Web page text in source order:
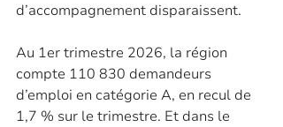
d’accompagnement disparaissent.
Au 1er trimestre 2026, la région
compte 110 830 demandeurs
d’emploi en catégorie A, en recul de
1,7 % sur le trimestre. Et dans le